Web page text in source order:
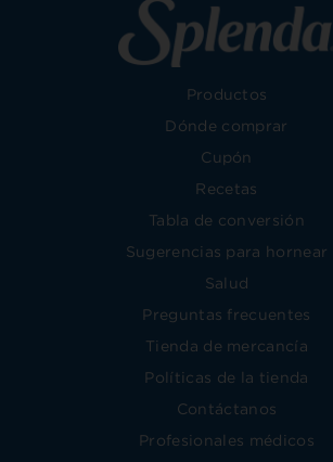
Productos
Dónde comprar
Cupón
Recetas
Tabla de conversión
Sugerencias para hornear
Salud
Preguntas frecuentes
Tienda de mercancía
Políticas de la tienda
Contáctanos
Profesionales médicos